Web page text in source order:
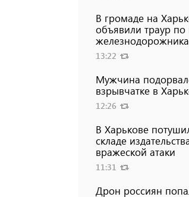
В громаде на
объявили траур
13:22
Мужчина
взрывчатке в
12:26
В Харькове
складе
вражеской атаки
11:31
Дрон россиян